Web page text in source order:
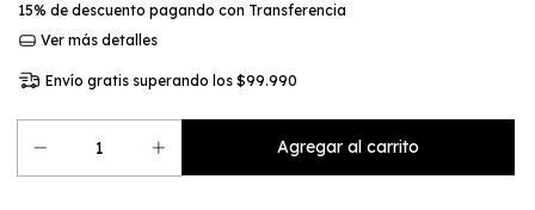
15% de descuento pagando con Transferencia
Ver más detalles
Envío gratis superando los $99.990